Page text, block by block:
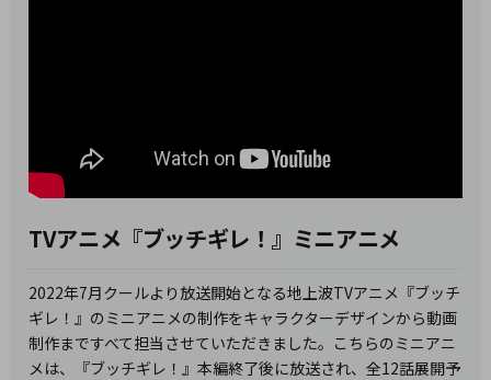
TVアニメ『ブッチギレ！』ミニアニメ
2022年7月クールより放送開始となる地上波TVアニメ『ブッチ
ギレ！』のミニアニメの制作をキャラクターデザインから動画
制作まですべて担当させていただきました。こちらのミニアニ
メは、『ブッチギレ！』本編終了後に放送され、全12話展開予